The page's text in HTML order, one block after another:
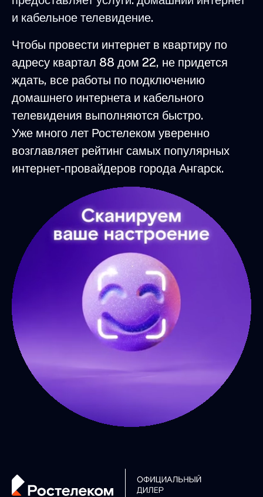
и кабельное телевидение.
Чтобы провести интернет в квартиру по
адресу квартал 88 дом 22, не придется
ждать, все работы по подключению
домашнего интернета и кабельного
телевидения выполняются быстро.
Уже много лет Ростелеком уверенно
возглавляет рейтинг самых популярных
интернет-провайдеров города Ангарск.